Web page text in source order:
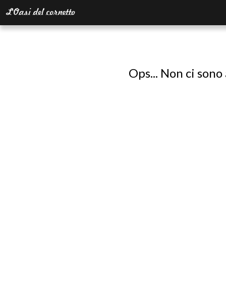
Ops... Non ci